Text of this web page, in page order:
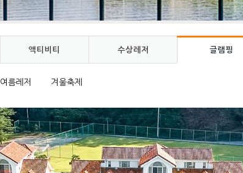
액티비티 수상레저 글램핑
여름레저 겨울축제